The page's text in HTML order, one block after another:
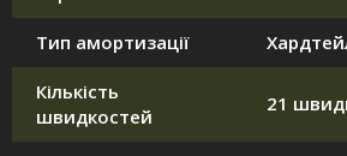
Тип амортизації
Кількість
швидкостей
21